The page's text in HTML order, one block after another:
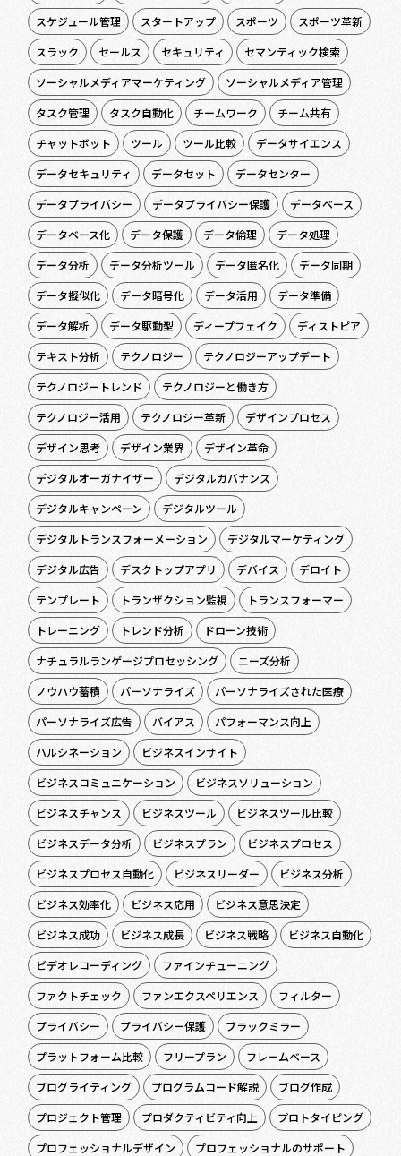
スケジュール管理 スタートアップ スポーツ
スポーツ革新
スラック
セールス セキュリティ
セマンティック検索
ソーシャルメディアマーケティング
ソーシャルメディア管理
タスク管理
タスク自動化 チームワーク
チーム共有
チャットボット
ツール ツール比較
データサイエンス
データセキュリティ
データセット
データセンター
データプライバシー
データプライバシー保護
データベース
データベース化
データ保護 データ倫理
データ処理
データ分析
データ分析ツール データ匿名化
データ同期
データ擬似化
データ暗号化 データ活用
データ準備
データ解析
データ駆動型 ディープフェイク
ディストピア
テキスト分析
テクノロジー
テクノロジーアップデート
テクノロジートレンド
テクノロジーと働き方
テクノロジー活用
テクノロジー革新
デザインプロセス
デザイン思考
デザイン業界
デザイン革命
デジタルオーガナイザー
デジタルガバナンス
デジタルキャンペーン
デジタルツール
デジタルトランスフォーメーション
デジタルマーケティング
デジタル広告
デスクトップアプリ デバイス
デロイト
テンプレート
トランザクション監視
トランスフォーマー
トレーニング
トレンド分析
ドローン技術
ナチュラルランゲージプロセッシング
ニーズ分析
ノウハウ蓄積
パーソナライズ
パーソナライズされた医療
パーソナライズ広告
バイアス
パフォーマンス向上
ハルシネーション
ビジネスインサイト
ビジネスコミュニケーション
ビジネスソリューション
ビジネスチャンス
ビジネスツール
ビジネスツール比較
ビジネスデータ分析
ビジネスプラン
ビジネスプロセス
ビジネスプロセス自動化
ビジネスリーダー
ビジネス分析
ビジネス効率化
ビジネス応用
ビジネス意思決定
ビジネス成功
ビジネス成長 ビジネス戦略
ビジネス自動化
ビデオレコーディング
ファインチューニング
ファクトチェック
ファンエクスペリエンス
フィルター
プライバシー
プライバシー保護
ブラックミラー
プラットフォーム比較
フリープラン
フレームベース
ブログライティング
プログラムコード解説
ブログ作成
プロジェクト管理
プロダクティビティ向上
プロトタイピング
プロフェッショナルデザイン
プロフェッショナルのサポート